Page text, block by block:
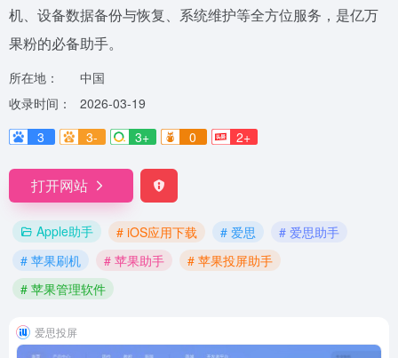
机、设备数据备份与恢复、系统维护等全方位服务，是亿万
果粉的必备助手。
所在地：
中国
收录时间：
2026-03-19
3
3- 3+ 0 2+
打开网站
Apple助手 # iOS应用下载 # 爱思
# 爱思助手
# 苹果刷机
# 苹果助手
# 苹果投屏助手
# 苹果管理软件
爱思投屏